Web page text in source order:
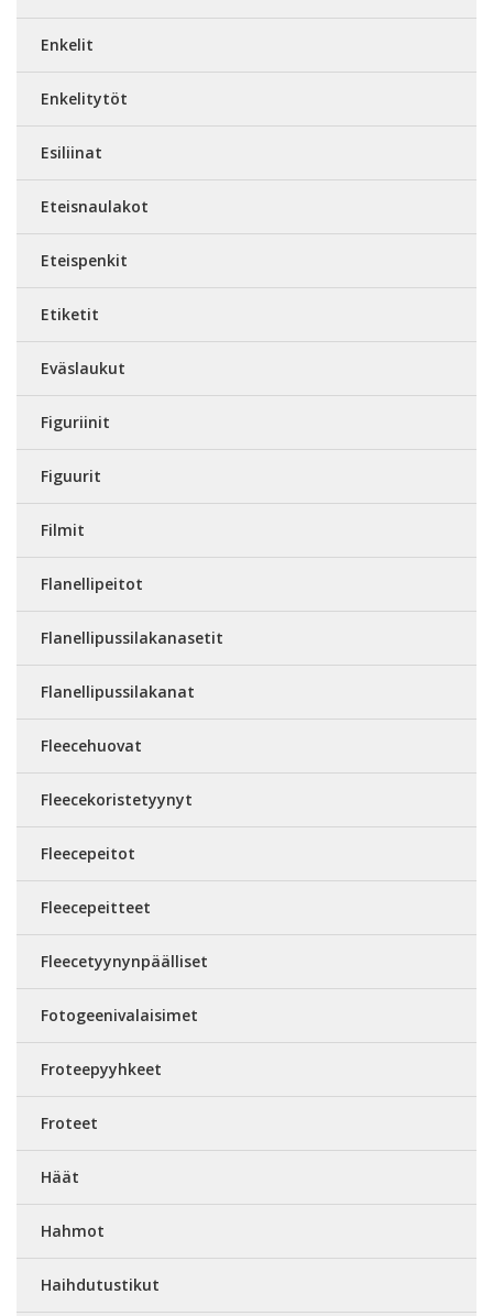
Enkelit
Enkelitytöt
Esiliinat
Eteisnaulakot
Eteispenkit
Etiketit
Eväslaukut
Figuriinit
Figuurit
Filmit
Flanellipeitot
Flanellipussilakanasetit
Flanellipussilakanat
Fleecehuovat
Fleecekoristetyynyt
Fleecepeitot
Fleecepeitteet
Fleecetyynynpäälliset
Fotogeenivalaisimet
Froteepyyhkeet
Froteet
Häät
Hahmot
Haihdutustikut